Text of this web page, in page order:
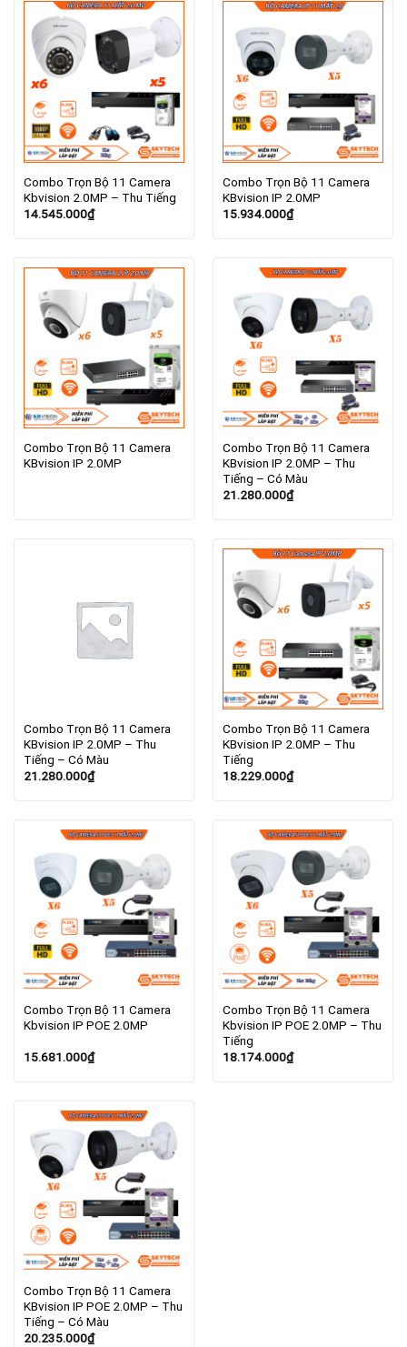
Combo Trọn Bộ 11 Camera
Kbvision 2.0MP – Thu Tiếng
14.545.000₫
Combo Trọn Bộ 11 Camera
KBvision IP 2.0MP
15.934.000₫
Combo Trọn Bộ 11 Camera
KBvision IP 2.0MP
Combo Trọn Bộ 11 Camera
KBvision IP 2.0MP – Thu
Tiếng – Có Màu
21.280.000₫
Combo Trọn Bộ 11 Camera
KBvision IP 2.0MP – Thu
Tiếng – Có Màu
21.280.000₫
Combo Trọn Bộ 11 Camera
KBvision IP 2.0MP – Thu
Tiếng
18.229.000₫
Combo Trọn Bộ 11 Camera
Kbvision IP POE 2.0MP
15.681.000₫
Combo Trọn Bộ 11 Camera
Kbvision IP POE 2.0MP – Thu
Tiếng
18.174.000₫
Combo Trọn Bộ 11 Camera
KBvision IP POE 2.0MP – Thu
Tiếng – Có Màu
20.235.000₫